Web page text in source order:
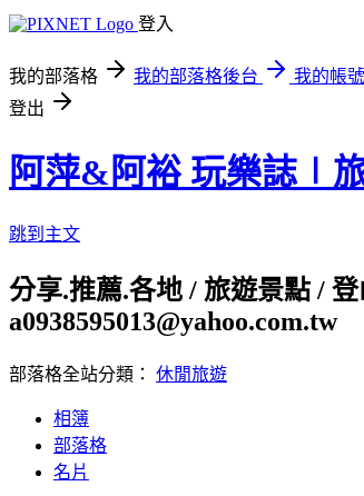
登入
我的部落格 我的部落格後台
我的帳號
登出
阿萍&阿裕 玩樂誌∣
跳到主文
分享.推薦.各地 / 旅遊景點 /
a0938595013@yahoo.com.tw
部落格全站分類： 休閒旅遊
相簿
部落格
名片